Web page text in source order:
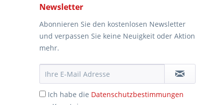
Newsletter
Abonnieren Sie den kostenlosen Newsletter
und verpassen Sie keine Neuigkeit oder Aktion
mehr.
Ich habe die Datenschutzbestimmungen